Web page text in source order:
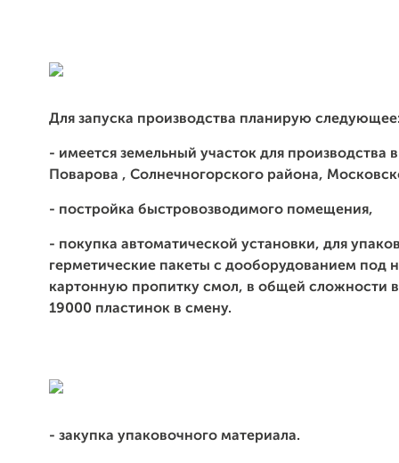
Для запуска производства планирую
- имеется земельный участок для производства
Поварова , Солнечногорского района,
- постройка быстровозводимого помещения,
- покупка автоматической установки, для
герметические пакеты с дооборудованием под
картонную пропитку смол, в общей сложности
19000 пластинок в смену.
- закупка упаковочного материала.